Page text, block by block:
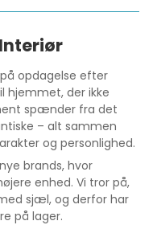
på opdagelse efter
hjemmet, der ikke
spænder fra det
– alt sammen
og personlighed.
brands, hvor
enhed. Vi tror på,
sjæl, og derfor har
på lager.